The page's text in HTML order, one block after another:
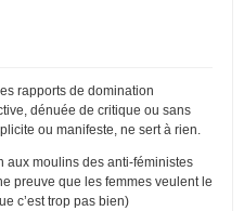
rapports de domination
dénuée de critique ou sans
ou manifeste, ne sert à rien.
aux moulins des anti-féministes
preuve que les femmes veulent le
c’est trop pas bien)